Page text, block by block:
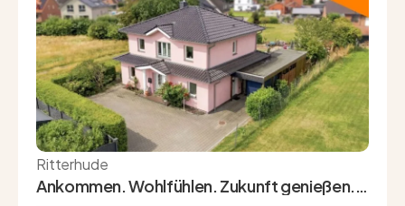
Ritterhude
Ankommen. Wohlfühlen. Zukunft genießen. –